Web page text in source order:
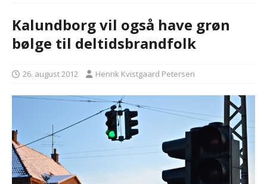
Kalundborg vil også have grøn
bølge til deltidsbrandfolk
26. august 2012 Henrik Kvistgaard Petersen